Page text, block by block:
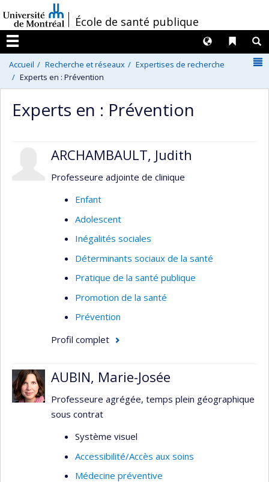
au
contenu
/École de santé publique
Menu
Liens
Langues
Accueil Recherche et réseaux
Expertises de recherche
Experts en : Prévention
Experts en : Prévention
ARCHAMBAULT, Judith
Professeure adjointe de clinique
Enfant
Adolescent
Inégalités sociales
Déterminants sociaux de la santé
Pratique de la santé publique
Promotion de la santé
Prévention
Profil complet
AUBIN, Marie-Josée
Professeure agrégée, temps plein géographique
sous contrat
Système visuel
Accessibilité/Accès aux soins
Médecine préventive